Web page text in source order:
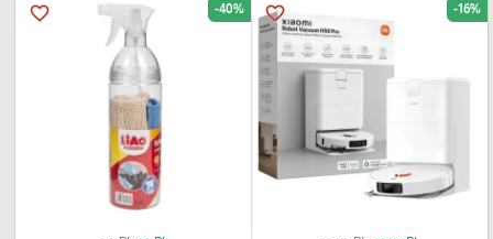
favorite_border -16%
favorite_border -40%